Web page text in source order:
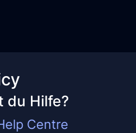
du Hilfe?
Centre